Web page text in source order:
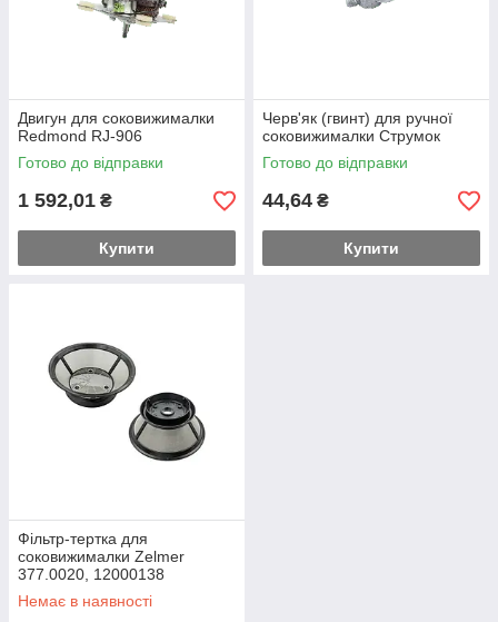
Двигун для соковижималки
Redmond RJ-906
Готово до відправки
1 592,01 ₴
Купити
Черв'як (гвинт) для ручної
соковижималки Струмок
Готово до відправки
44,64 ₴
Купити
Фільтр-тертка для
соковижималки Zelmer
377.0020, 12000138
Немає в наявності